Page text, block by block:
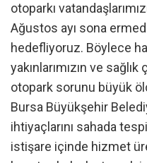
otoparkı
Ağustos ayı sona
hedefliyoruz. Böylece
yakınlarımızın ve sağlık
otopark sorunu büyük
Bursa Büyükşehir
ihtiyaçlarını sahada
istişare içinde hizmet